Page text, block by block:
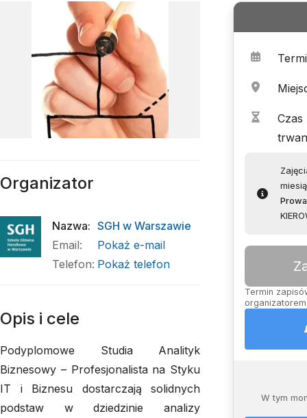
Czas
Termin
W tym
Organizator
Nazwa: SGH w Warszawie
Email:
Pokaż e-mail
Telefon: Pokaż telefon
Opis i cele
Podyplomowe Studia Analityk
Biznesowy – Profesjonalista na Styku
IT i Biznesu dostarczają solidnych
podstaw w dziedzinie analizy